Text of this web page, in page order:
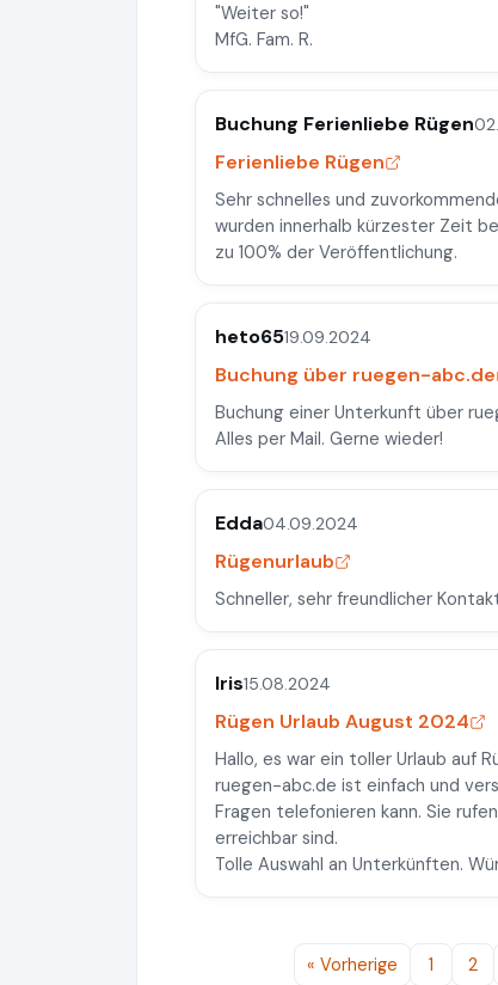
"Weiter so!"
MfG. Fam. R.
Buchung Ferienliebe Rügen
Ferienliebe Rügen
Sehr schnelles und
wurden innerhalb kürzester Zeit
zu 100% der Veröffentlichung.
heto6519.09.2024
Buchung über ruegen-abc.de
Buchung einer Unterkunft über
Alles per Mail. Gerne wieder!
Edda04.09.2024
Rügenurlaub
Schneller, sehr freundlicher
Iris15.08.2024
Rügen Urlaub August 2024
Hallo, es war ein toller Urlaub auf
ruegen-abc.de ist einfach und
Fragen telefonieren kann. Sie
erreichbar sind.
Tolle Auswahl an Unterkünften.
« Vorherige 1 2